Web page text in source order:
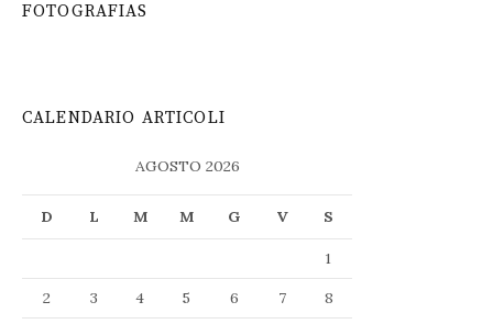
FOTOGRAFIAS
CALENDARIO ARTICOLI
AGOSTO 2026
D L M M G V S
1
2
3 4 5 6 7
8